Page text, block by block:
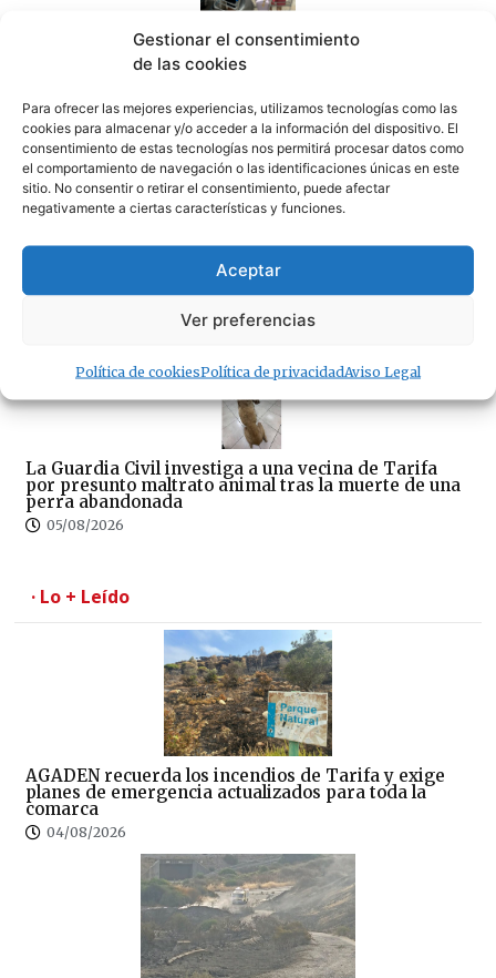
Gestionar el consentimiento
de las cookies
Para ofrecer las mejores experiencias, utilizamos tecnologías como las
cookies para almacenar y/o acceder a la información del dispositivo. El
consentimiento de estas tecnologías nos permitirá procesar datos como
el comportamiento de navegación o las identificaciones únicas en este
sitio. No consentir o retirar el consentimiento, puede afectar
negativamente a ciertas características y funciones.
Aceptar
Ver preferencias
Política de cookiesPolítica de privacidadAviso Legal
«La OPE» no les da ni una foto a los empresarios de
FAET y ACOTA
La tarifeña Sofía Ginzinger: tercera del mundo de
freestyle con solo 12 años
05/08/2026
La Guardia Civil investiga a una vecina de Tarifa
por presunto maltrato animal tras la muerte de una
perra abandonada
05/08/2026
· Lo + Leído
AGADEN recuerda los incendios de Tarifa y exige
planes de emergencia actualizados para toda la
comarca
04/08/2026